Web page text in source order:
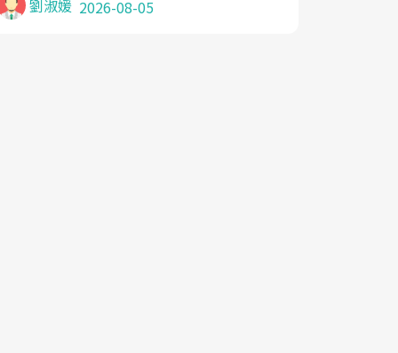
起來,多年失眠嚴重影響生活品質. 台灣親
劉淑媛 2026-08-05